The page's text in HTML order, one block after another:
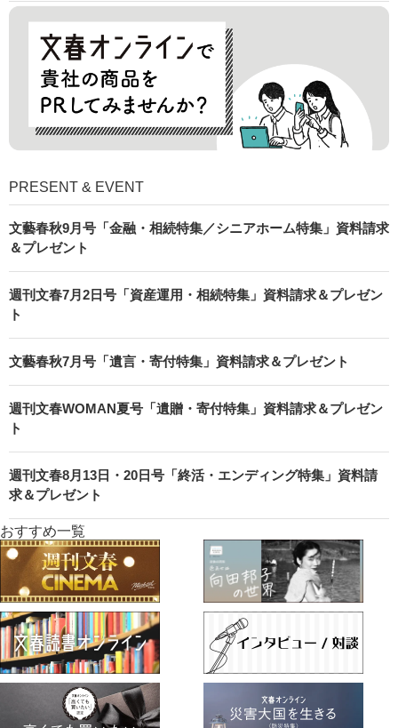
PRESENT & EVENT
文藝春秋9月号「金融・相続特集／シニアホーム特集」資料請求
＆プレゼント
週刊文春7月2日号「資産運用・相続特集」資料請求＆プレゼン
ト
文藝春秋7月号「遺言・寄付特集」資料請求＆プレゼント
週刊文春WOMAN夏号「遺贈・寄付特集」資料請求＆プレゼン
ト
週刊文春8月13日・20日号「終活・エンディング特集」資料請
求＆プレゼント
おすすめ一覧